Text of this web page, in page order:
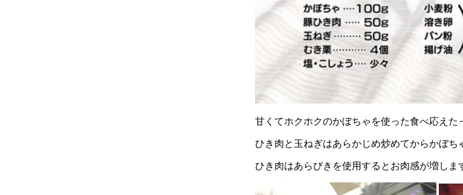
甘くてホクホクのかぼちゃを使った食べ応えた
ひき肉と玉ねぎはあらかじめ炒めてからかぼち
ひき肉はあらびきを使用するとお肉感が増しま